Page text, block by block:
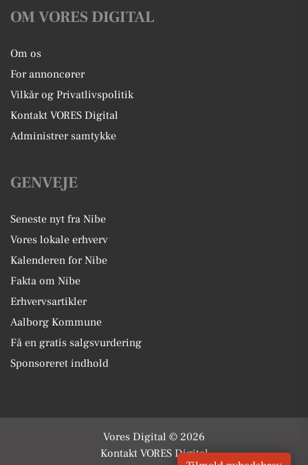
OM VORES DIGITAL
Om os
For annoncører
Vilkår og Privatlivspolitik
Kontakt VORES Digital
Administrer samtykke
GENVEJE
Seneste nyt fra Nibe
Vores lokale erhverv
Kalenderen for Nibe
Fakta om Nibe
Erhvervsartikler
Aalborg Kommune
Få en gratis salgsvurdering
Sponsoreret indhold
Vores Digital © 2026
Kontakt VORES Digital